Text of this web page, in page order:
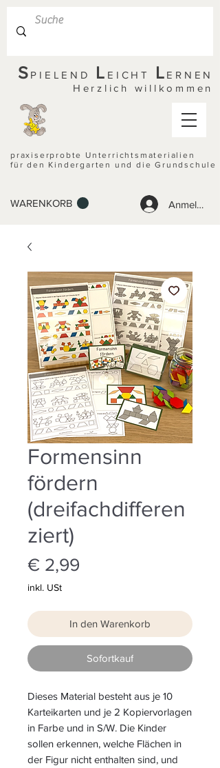
S PIELEND L EICHT L ERNEN
Herzlich willkommen
praxiserprobte Unterrichtsmaterialien
für den Kindergarten und die Grundschule
WARENKORB Anmelden
Formensinn
fördern
(dreifachdifferen
ziert)
€ 2,99
inkl. USt
In den Warenkorb
Sofortkauf
Dieses Material besteht aus je 10
Karteikarten und je 2 Kopiervorlagen
in Farbe und in S/W. Die Kinder
sollen erkennen, welche Flächen in
der Figur nicht enthalten sind, und